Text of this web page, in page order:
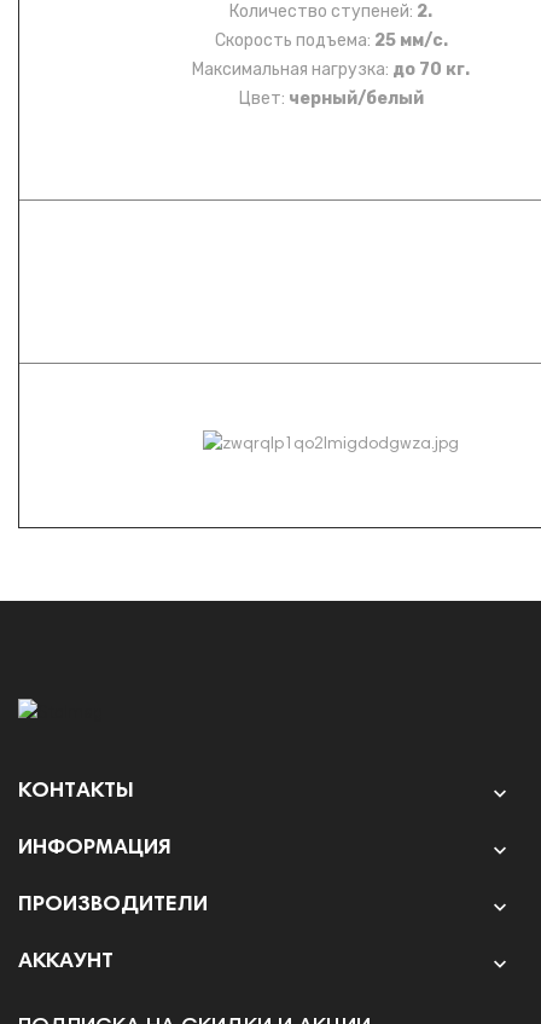
Количество ступеней: 2.
Скорость подъема: 25 мм/с.
Максимальная нагрузка: до 70 кг.
Цвет: черный/белый
КОНТАКТЫ 
ИНФОРМАЦИЯ 
ПРОИЗВОДИТЕЛИ 
АККАУНТ 